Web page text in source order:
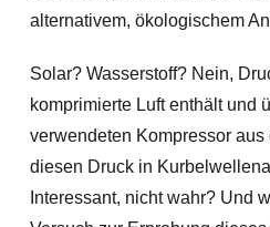
alternativem, ökologischem
Solar? Wasserstoff? Nein,
komprimierte Luft enthält und
verwendeten Kompressor
diesen Druck in
Interessant, nicht wahr? Und